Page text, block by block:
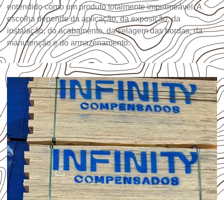
entendido como um produto totalmente impermeável. A
escolha depende da aplicação, da exposição, da
instalação, do acabamento, da selagem das bordas, da
manutenção e do armazenamento.